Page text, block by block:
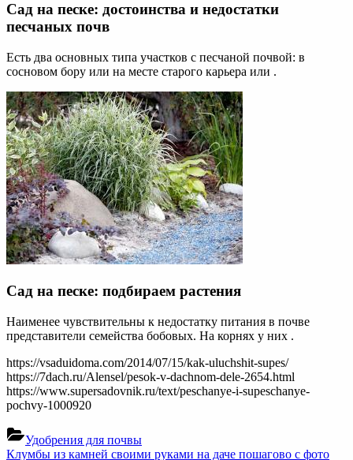
Сад на песке: достоинства и недостатки
песчаных почв
Есть два основных типа участков с песчаной почвой: в
сосновом бору или на месте старого карьера или .
Сад на песке: подбираем растения
Наименее чувствительны к недостатку питания в почве
представители семейства бобовых. На корнях у них .
https://vsaduidoma.com/2014/07/15/kak-uluchshit-supes/
https://7dach.ru/Alensel/pesok-v-dachnom-dele-2654.html
https://www.supersadovnik.ru/text/peschanye-i-supeschanye-
pochvy-1000920
Удобрения для почвы
Previous
Клумбы из камней своими руками на даче пошагово с фото